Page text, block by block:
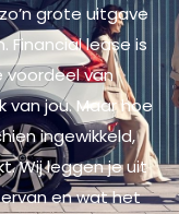
grote uitgave
Financial lease is
voordeel van
van jou. Maar hoe
ingewikkeld,
Wij leggen je uit
en wat het